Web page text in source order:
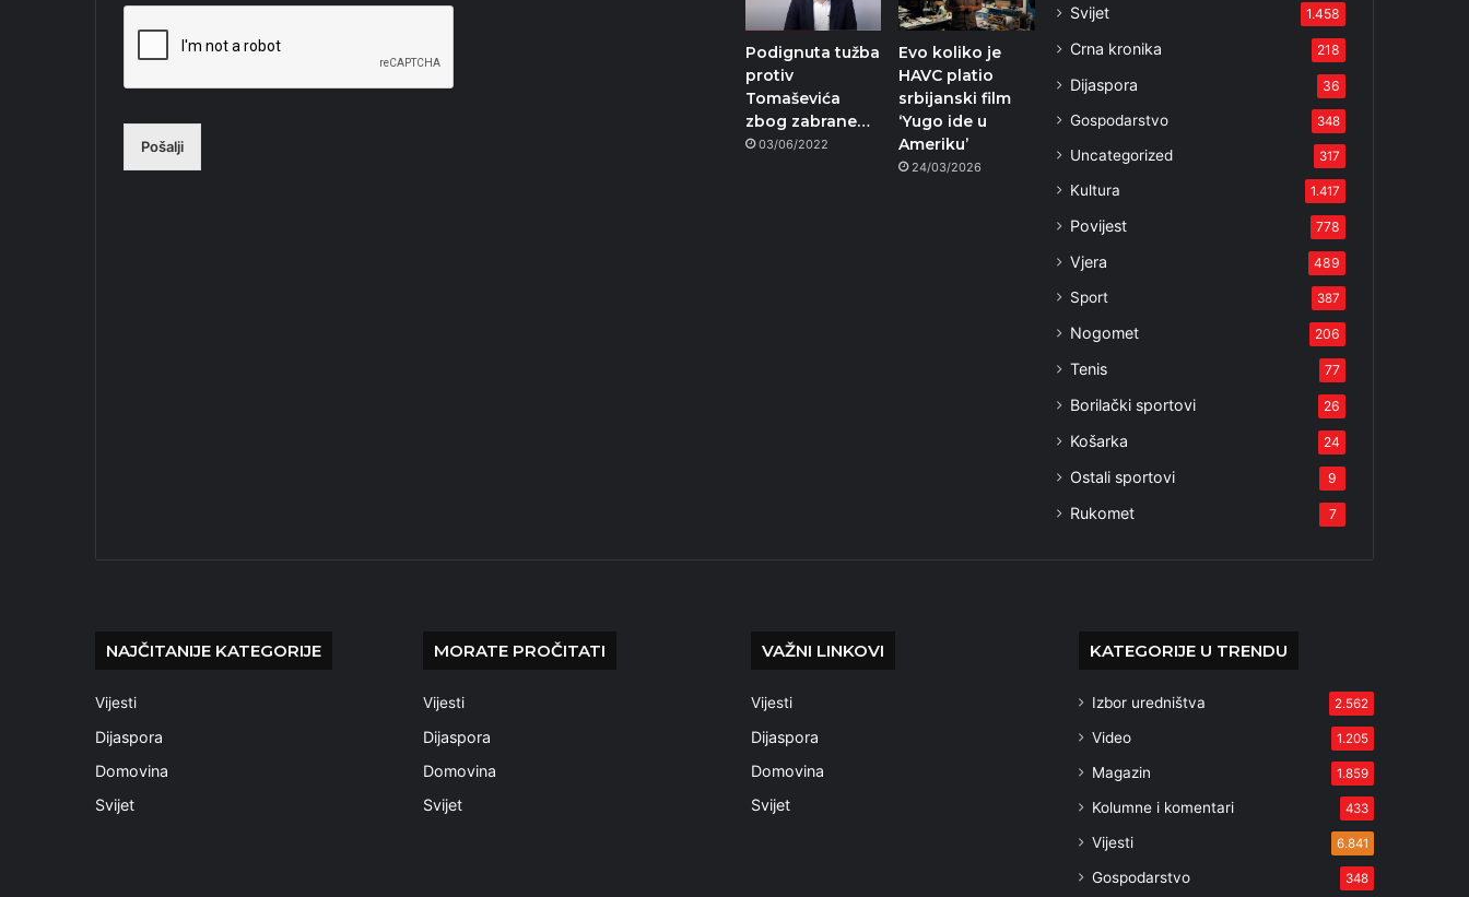
Pošalji
Podignuta tužba
protiv
Tomaševića
zbog zabrane…
03/06/2022
Evo koliko je
HAVC platio
srbijanski film
‘Yugo ide u
Ameriku’
24/03/2026
Svijet 1.458
Crna kronika 218
Dijaspora 36
Gospodarstvo 348
Uncategorized 317
Kultura 1.417
Povijest 778
Vjera 489
Sport 387
Nogomet 206
Tenis 77
Borilački sportovi 26
Košarka 24
Ostali sportovi 9
Rukomet 7
NAJČITANIJE KATEGORIJE
Vijesti
Dijaspora
Domovina
Svijet
MORATE PROČITATI
Vijesti
Dijaspora
Domovina
Svijet
VAŽNI LINKOVI
Vijesti
Dijaspora
Domovina
Svijet
KATEGORIJE U TRENDU
Izbor uredništva 2.562
Video 1.205
Magazin 1.859
Kolumne i komentari 433
Vijesti 6.841
Gospodarstvo 348